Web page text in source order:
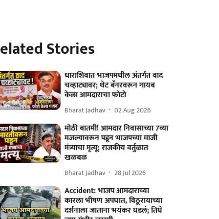
Stories
धाराशिवात भाजपमधील अंतर्गत वाद
चव्हाट्यावर; थेट बॅनरवरून गायब
केला आमदाराचा फोटो
Bharat Jadhav 02 Aug 2026
मोठी बातमी! आमदार निवासाच्या 7व्या
मजल्यावरून पडून भाजपच्या माजी
मंत्र्याचा मृत्यू; राजकीय वर्तुळात
खळबळ
Bharat Jadhav 28 Jul 2026
Accident: भाजप आमदाराच्या
कारला भीषण अपघात, विठूरायाच्या
दर्शनाला जाताना भयंकर घडलं; तिघे